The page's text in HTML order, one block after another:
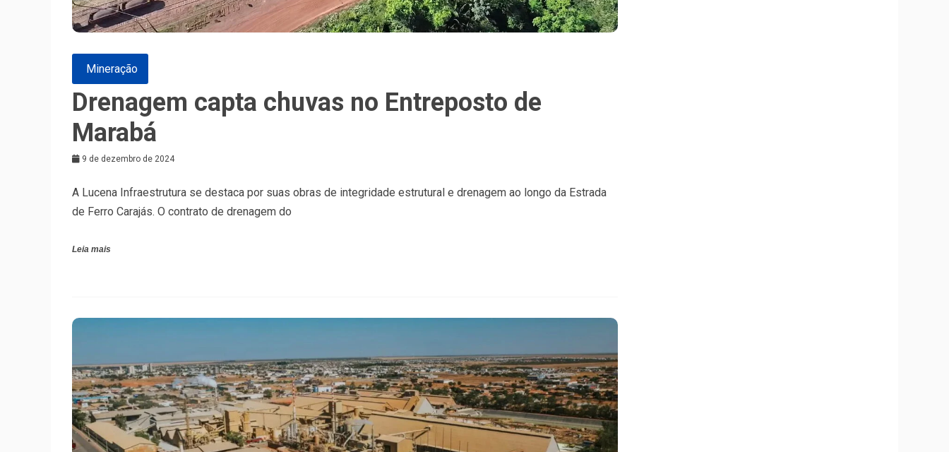
Mineração
Drenagem capta chuvas no Entreposto de
Marabá
9 de dezembro de 2024
A Lucena Infraestrutura se destaca por suas obras de integridade estrutural e drenagem ao longo da Estrada
de Ferro Carajás. O contrato de drenagem do
Leia mais